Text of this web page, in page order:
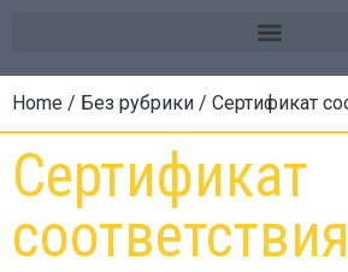
Home / Без рубрики / Сертификат
Сертификат
соответствия